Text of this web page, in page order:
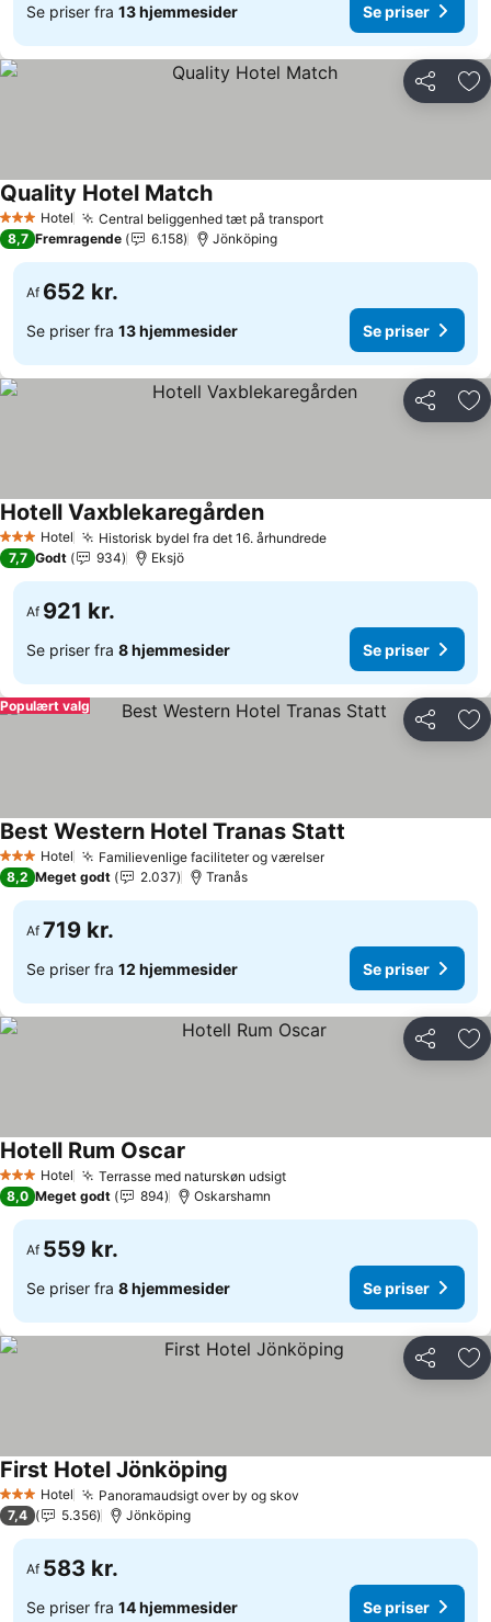
Se priser fra 13 hjemmesider Se priser
Del
3 StjernerHotel Central beliggenhed tæt på transport
Quality Hotel Match
8,7 Fremragende 6.158 Jönköping
Af 652 kr.
Se priser fra 13 hjemmesider Se priser
Del
3 StjernerHotel Historisk bydel fra det 16. århundrede
Hotell Vaxblekaregården
7,7 Godt 934 Eksjö
Af 921 kr.
Se priser fra 8 hjemmesider Se priser
Del
Populært valg
3 StjernerHotel Familievenlige faciliteter og værelser
Best Western Hotel Tranas Statt
8,2 Meget godt 2.037 Tranås
Af 719 kr.
Se priser fra 12 hjemmesider Se priser
Del
3 StjernerHotel Terrasse med naturskøn udsigt
Hotell Rum Oscar
8,0 Meget godt 894 Oskarshamn
Af 559 kr.
Se priser fra 8 hjemmesider Se priser
Del
3 StjernerHotel Panoramaudsigt over by og skov
First Hotel Jönköping
7,4 5.356 Jönköping
Af 583 kr.
Se priser fra 14 hjemmesider Se priser